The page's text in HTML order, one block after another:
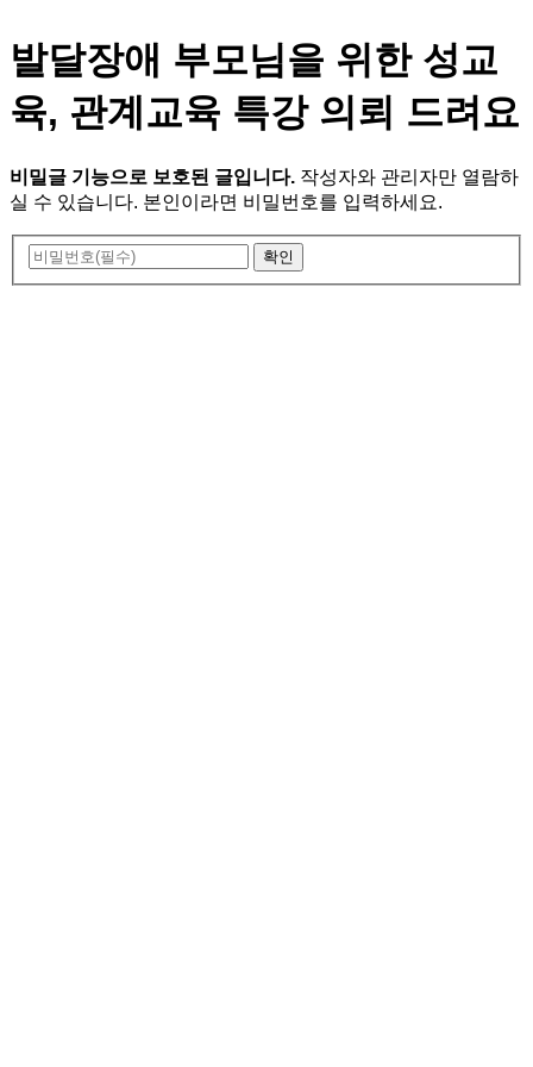
발달장애 부모님을 위한 성교
육, 관계교육 특강 의뢰 드려요
비밀글 기능으로 보호된 글입니다. 작성자와 관리자만 열람하
실 수 있습니다. 본인이라면 비밀번호를 입력하세요.